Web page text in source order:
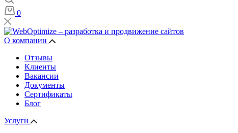
0
О компании
Отзывы
Клиенты
Вакансии
Документы
Сертификаты
Блог
Услуги